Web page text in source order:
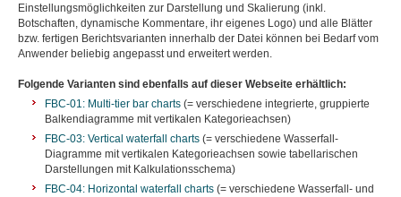
Einstellungsmöglichkeiten zur Darstellung und Skalierung (inkl.
Botschaften, dynamische Kommentare, ihr eigenes Logo) und alle Blätter
bzw. fertigen Berichtsvarianten innerhalb der Datei können bei Bedarf vom
Anwender beliebig angepasst und erweitert werden.
Folgende Varianten sind ebenfalls auf dieser Webseite erhältlich:
FBC-01: Multi-tier bar charts (= verschiedene integrierte, gruppierte
Balkendiagramme mit vertikalen Kategorieachsen)
FBC-03: Vertical waterfall charts (= verschiedene Wasserfall-
Diagramme mit vertikalen Kategorieachsen sowie tabellarischen
Darstellungen mit Kalkulationsschema)
FBC-04: Horizontal waterfall charts (= verschiedene Wasserfall- und